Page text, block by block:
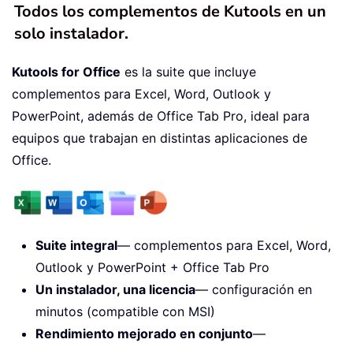
Todos los complementos de Kutools en un
solo instalador.
Kutools for Office es la suite que incluye
complementos para Excel, Word, Outlook y
PowerPoint, además de Office Tab Pro, ideal para
equipos que trabajan en distintas aplicaciones de
Office.
Suite integral— complementos para Excel, Word,
Outlook y PowerPoint + Office Tab Pro
Un instalador, una licencia— configuración en
minutos (compatible con MSI)
Rendimiento mejorado en conjunto—